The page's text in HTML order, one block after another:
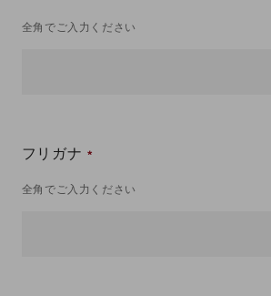
全角でご入力ください
フリガナ
全角でご入力ください